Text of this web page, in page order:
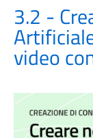
3.2 -
video